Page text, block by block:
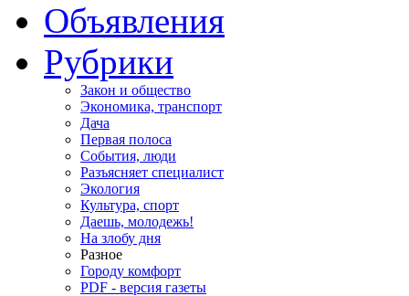
Объявления
Рубрики
Закон и общество
Экономика, транспорт
Дача
Первая полоса
События, люди
Разъясняет специалист
Экология
Культура, спорт
Даешь, молодежь!
На злобу дня
Разное
Городу комфорт
PDF - версия газеты